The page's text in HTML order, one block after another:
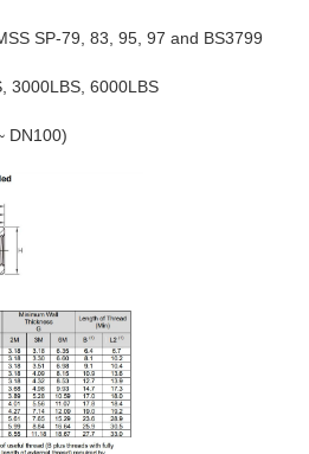
SP-79, 83, 95, 97 and BS3799
3000LBS, 6000LBS
DN100)